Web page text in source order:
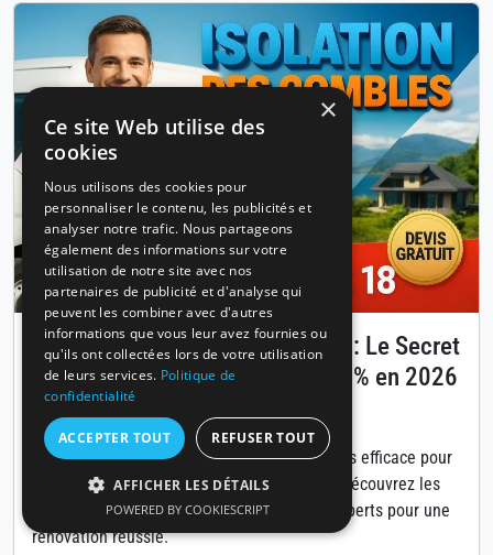
Isolation des combles à Annecy : Le Secret
pour Réduire Vos Factures de 30% en 2026
Publié le 14 avril 2026
L'isolation des combles est la solution la plus efficace pour
diminuer vos coûts énergétiques à Annecy. Découvrez les
matériaux, aides financières et conseils d'experts pour une
rénovation réussie.
×
Ce site Web utilise des
cookies
Nous utilisons des cookies pour
personnaliser le contenu, les publicités et
analyser notre trafic. Nous partageons
également des informations sur votre
utilisation de notre site avec nos
partenaires de publicité et d'analyse qui
peuvent les combiner avec d'autres
informations que vous leur avez fournies ou
qu'ils ont collectées lors de votre utilisation
de leurs services. Politique de
confidentialité
ACCEPTER TOUT REFUSER TOUT
AFFICHER LES DÉTAILS
POWERED BY COOKIESCRIPT